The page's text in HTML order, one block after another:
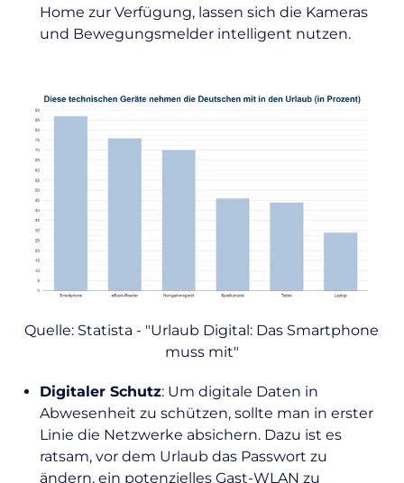
Home zur Verfügung, lassen sich die Kameras
und Bewegungsmelder intelligent nutzen.
Quelle: Statista - "Urlaub Digital: Das Smartphone
muss mit"
Digitaler Schutz: Um digitale Daten in
Abwesenheit zu schützen, sollte man in erster
Linie die Netzwerke absichern. Dazu ist es
ratsam, vor dem Urlaub das Passwort zu
ändern, ein potenzielles Gast-WLAN zu